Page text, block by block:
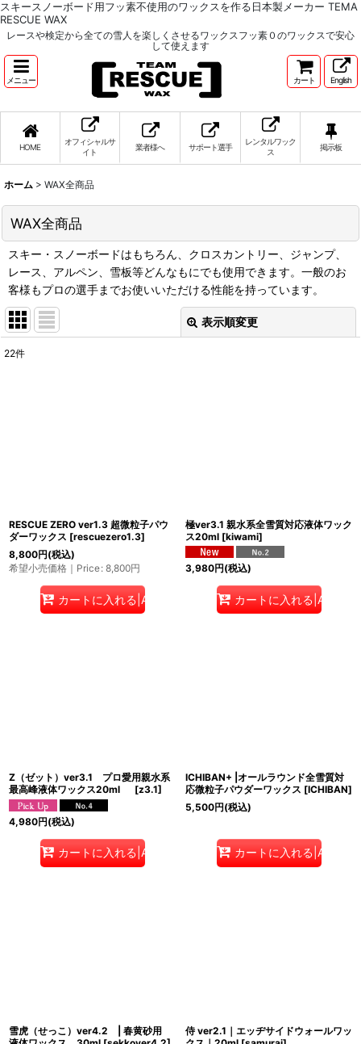
スキースノーボード用フッ素不使用のワックスを作る日本製メーカー TEMA
RESCUE WAX
レースや検定から全ての雪人を楽しくさせるワックスフッ素０のワックスで安心
して使えます
メニュー カート English
HOME
オフィシャルサ
イト
業者様へ サポート選手
レンタルワック
ス
掲示板
ホーム > WAX全商品
WAX全商品
スキー・スノーボードはもちろん、クロスカントリー、ジャンプ、
レース、アルペン、雪板等どんなもにでも使用できます。一般のお
客様もプロの選手までお使いいただける性能を持っています。
表示順変更
22件
RESCUE ZERO ver1.3 超微粒子パウ
ダーワックス [rescuezero1.3]
8,800円(税込)
希望小売価格｜Price: 8,800円
カートに入れる|Add to cart
極ver3.1 親水系全雪質対応液体ワック
ス20ml [kiwami]
3,980円(税込)
カートに入れる|Add to
Z（ゼット）ver3.1 プロ愛用親水系
最高峰液体ワックス20ml
[z3.1]
4,980円(税込)
カートに入れる|Add to cart
ICHIBAN+ |オールラウンド全雪質対
応微粒子パウダーワックス [ICHIBAN]
5,500円(税込)
カートに入れる|Add to
雪虎（せっこ）ver4.2 | 春黄砂用
侍 ver2.1｜エッヂサイドウォールワッ